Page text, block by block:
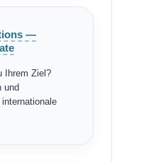
—
Ihrem Ziel?
und